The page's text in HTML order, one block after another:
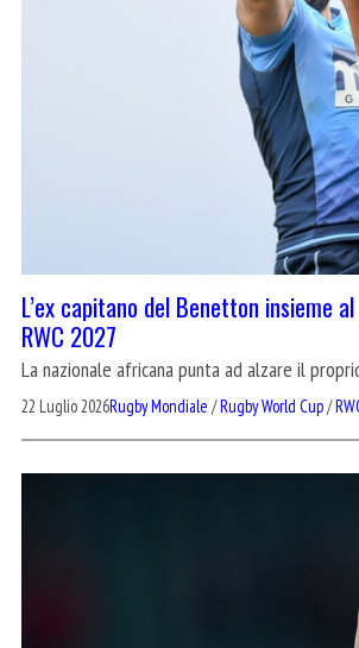
L’ex capitano del Benetton insieme
RWC 2027
La nazionale africana punta ad alzare il
22 Luglio 2026Rugby Mondiale /Rugby World Cup/